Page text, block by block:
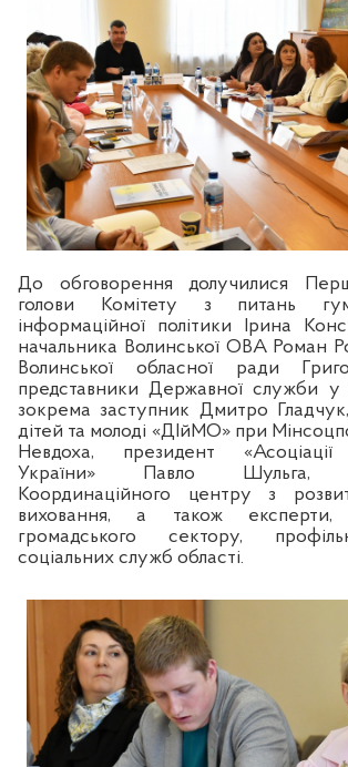
До обговорення долучилися
голови Комітету з питань
інформаційної політики Ірина
начальника Волинської ОВА Роман
Волинської обласної ради
представники Державної служби у
зокрема заступник Дмитро
дітей та молоді «ДІйМО» при
Невдоха, президент «Асоціації
України» Павло Шульга,
Координаційного центру з
виховання, а також експерти,
громадського сектору,
соціальних служб області.